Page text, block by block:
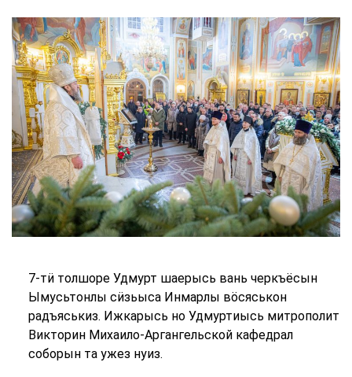
7-тӥ толшоре Удмурт шаерысь вань черкъёсын
Ымусьтонлы сӥзьыса Инмарлы вӧсяськон
радъяськиз. Ижкарысь но Удмуртиысь митрополит
Викторин Михаило-Аргангельской кафедрал
соборын та ужез нуиз.